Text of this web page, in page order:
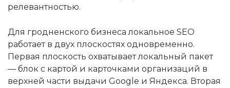
релевантностью.
Для гродненского бизнеса локальное SEO
работает в двух плоскостях одновременно.
Первая плоскость охватывает локальный пакет
— блок с картой и карточками организаций в
верхней части выдачи Google и Яндекса. Вторая